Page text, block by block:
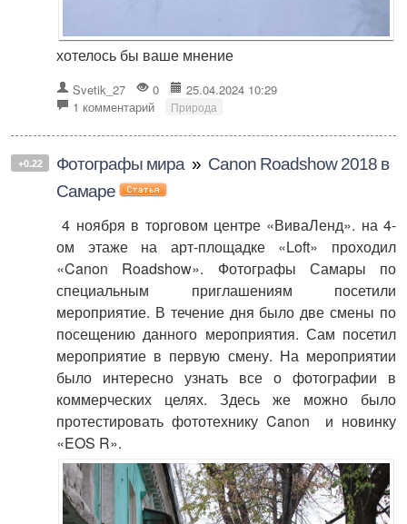
хотелось бы ваше мнение
Svetik_27 0
25.04.2024 10:29
1 комментарий
Природа
+0.22 Фотографы мира » Canon Roadshow 2018 в
Самаре
4 ноября в торговом центре «ВиваЛенд». на 4-
ом этаже на арт-площадке «Loft» проходил
«Canon Roadshow». Фотографы Самары по
специальным приглашениям посетили
мероприятие. В течение дня было две смены по
посещению данного мероприятия. Сам посетил
мероприятие в первую смену. На мероприятии
было интересно узнать все о фотографии в
коммерческих целях. Здесь же можно было
протестировать фототехнику Canon и новинку
«EOS R».